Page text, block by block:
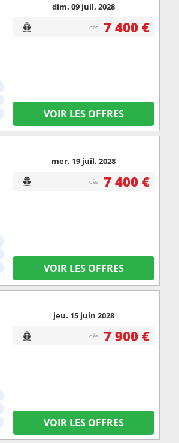
dim. 09 juil. 2028
dès 7 400 €
VOIR LES OFFRES
mer. 19 juil. 2028
dès 7 400 €
VOIR LES OFFRES
jeu. 15 juin 2028
dès 7 900 €
VOIR LES OFFRES